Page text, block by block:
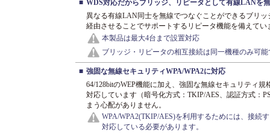
■ WDS対応だからブリッジ、リピータとして有線LANを
異なる有線LAN同士を無線でつなぐことができるブリ
経由させることでサポートするリピータ機能を備えてい
本製品は最大4台まで設置対応
ブリッジ・リピータの相互接続は同一機種のみ可能
■ 強固な無線セキュリティWPA/WPA2に対応
64/128bitのWEP機能に加え、強固な無線セキュリティ規
対応しています（暗号化方式：TKIP/AES、認証方式：
まう心配がありません。
WPA/WPA2(TKIP/AES)を利用するためには、接続
対応している必要があります。